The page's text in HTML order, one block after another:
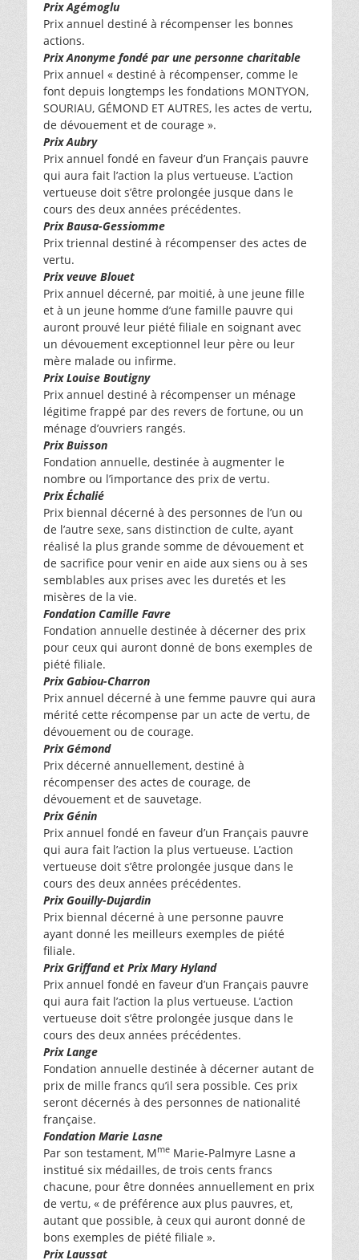
Prix Agémoglu
Prix annuel destiné à récompenser les bonnes
actions.
Prix Anonyme fondé par une personne charitable
Prix annuel « destiné à récompenser, comme le
font depuis longtemps les fondations MONTYON,
SOURIAU, GÉMOND ET AUTRES, les actes de vertu,
de dévouement et de courage ».
Prix Aubry
Prix annuel fondé en faveur d’un Français pauvre
qui aura fait l’action la plus vertueuse. L’action
vertueuse doit s’être prolongée jusque dans le
cours des deux années précédentes.
Prix Bausa-Gessiomme
Prix triennal destiné à récompenser des actes de
vertu.
Prix veuve Blouet
Prix annuel décerné, par moitié, à une jeune fille
et à un jeune homme d’une famille pauvre qui
auront prouvé leur piété filiale en soignant avec
un dévouement exceptionnel leur père ou leur
mère malade ou infirme.
Prix Louise Boutigny
Prix annuel destiné à récompenser un ménage
légitime frappé par des revers de fortune, ou un
ménage d’ouvriers rangés.
Prix Buisson
Fondation annuelle, destinée à augmenter le
nombre ou l’importance des prix de vertu.
Prix Échalié
Prix biennal décerné à des personnes de l’un ou
de l’autre sexe, sans distinction de culte, ayant
réalisé la plus grande somme de dévouement et
de sacrifice pour venir en aide aux siens ou à ses
semblables aux prises avec les duretés et les
misères de la vie.
Fondation Camille Favre
Fondation annuelle destinée à décerner des prix
pour ceux qui auront donné de bons exemples de
piété filiale.
Prix Gabiou-Charron
Prix annuel décerné à une femme pauvre qui aura
mérité cette récompense par un acte de vertu, de
dévouement ou de courage.
Prix Gémond
Prix décerné annuellement, destiné à
récompenser des actes de courage, de
dévouement et de sauvetage.
Prix Génin
Prix annuel fondé en faveur d’un Français pauvre
qui aura fait l’action la plus vertueuse. L’action
vertueuse doit s’être prolongée jusque dans le
cours des deux années précédentes.
Prix Gouilly-Dujardin
Prix biennal décerné à une personne pauvre
ayant donné les meilleurs exemples de piété
filiale.
Prix Griffand et Prix Mary Hyland
Prix annuel fondé en faveur d’un Français pauvre
qui aura fait l’action la plus vertueuse. L’action
vertueuse doit s’être prolongée jusque dans le
cours des deux années précédentes.
Prix Lange
Fondation annuelle destinée à décerner autant de
prix de mille francs qu’il sera possible. Ces prix
seront décernés à des personnes de nationalité
française.
Fondation Marie Lasne
Par son testament, Mme Marie-Palmyre Lasne a
institué six médailles, de trois cents francs
chacune, pour être données annuellement en prix
de vertu, « de préférence aux plus pauvres, et,
autant que possible, à ceux qui auront donné de
bons exemples de piété filiale ».
Prix Laussat